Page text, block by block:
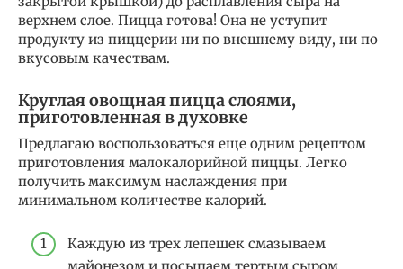
верхнем слое. Пицца готова! Она не уступит
продукту из пиццерии ни по внешнему виду, ни по
вкусовым качествам.
Круглая овощная пицца слоями,
приготовленная в духовке
Предлагаю воспользоваться еще одним рецептом
приготовления малокалорийной пиццы. Легко
получить максимум наслаждения при
минимальном количестве калорий.
Каждую из трех лепешек смазываем